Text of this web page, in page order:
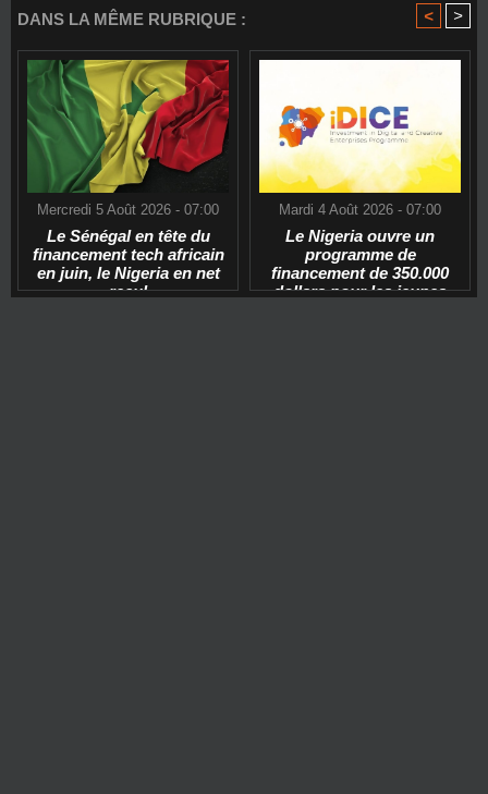
DANS LA MÊME RUBRIQUE : < >
Mercredi 5 Août 2026 - 07:00
Le Sénégal en tête du
financement tech africain
en juin, le Nigeria en net
recul
Mardi 4 Août 2026 - 07:00
Le Nigeria ouvre un
programme de
financement de 350.000
dollars pour les jeunes